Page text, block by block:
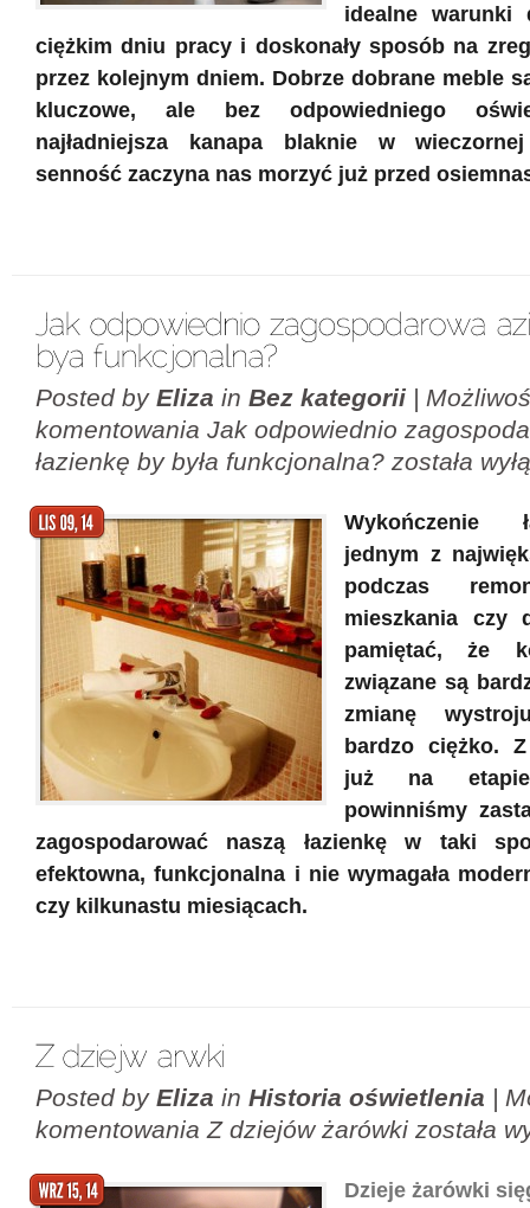
idealne warunki
ciężkim dniu pracy i doskonały sposób na
przez kolejnym dniem. Dobrze dobrane meble
kluczowe, ale bez odpowiedniego
najładniejsza kanapa blaknie w
senność zaczyna nas morzyć już przed
Posted by Eliza in Bez kategorii |
komentowania Jak odpowiednio
łazienkę by była funkcjonalna? została
Wykończenie
jednym z
podczas
mieszkania czy
pamiętać, że
związane są
zmianę
bardzo ciężko.
już na etapie
powinniśmy
zagospodarować naszą łazienkę w taki
efektowna, funkcjonalna i nie wymagała
czy kilkunastu miesiącach.
Posted by Eliza in Historia oświetlenia |
komentowania Z dziejów żarówki została
Dzieje żarówki